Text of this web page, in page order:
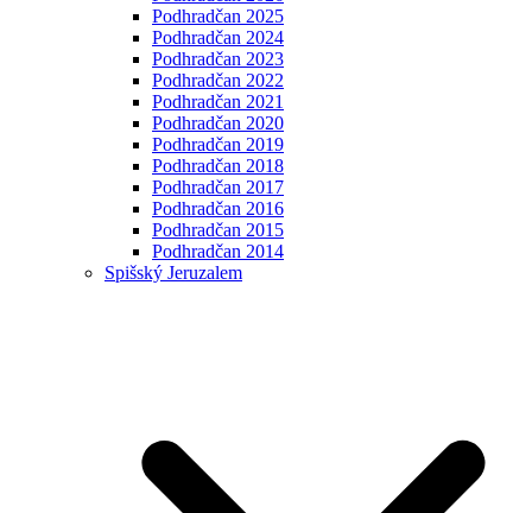
Podhradčan 2025
Podhradčan 2024
Podhradčan 2023
Podhradčan 2022
Podhradčan 2021
Podhradčan 2020
Podhradčan 2019
Podhradčan 2018
Podhradčan 2017
Podhradčan 2016
Podhradčan 2015
Podhradčan 2014
Spišský Jeruzalem